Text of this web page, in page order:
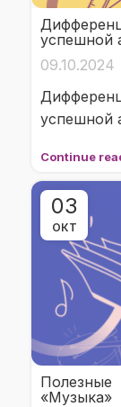
успешной
09.10.2024
успешной
Continue
03
ОКТ
Полезные
«Музыка»